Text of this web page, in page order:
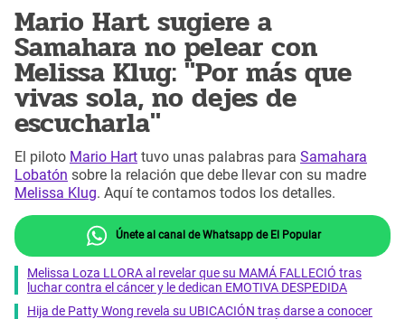
Mario Hart sugiere a
Samahara no pelear con
Melissa Klug: "Por más que
vivas sola, no dejes de
escucharla"
El piloto Mario Hart tuvo unas palabras para Samahara
Lobatón sobre la relación que debe llevar con su madre
Melissa Klug. Aquí te contamos todos los detalles.
Únete al canal de Whatsapp de El Popular
Melissa Loza LLORA al revelar que su MAMÁ FALLECIÓ tras
luchar contra el cáncer y le dedican EMOTIVA DESPEDIDA
Hija de Patty Wong revela su UBICACIÓN tras darse a conocer